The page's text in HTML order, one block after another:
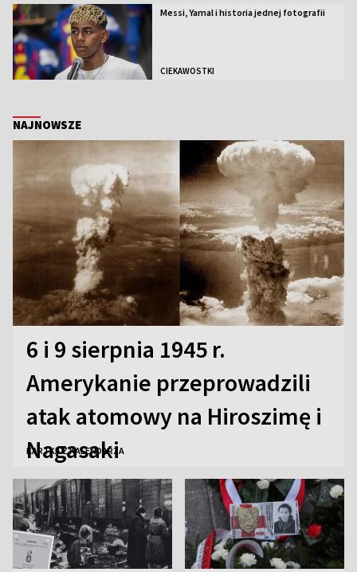
Messi, Yamal i historia jednej fotografii
CIEKAWOSTKI
NAJNOWSZE
6 i 9 sierpnia 1945 r.
Amerykanie przeprowadzili
atak atomowy na Hiroszimę i
Nagasaki
KARTKA Z KALENDARZA